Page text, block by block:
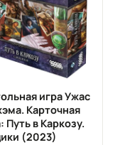
игра Ужас
Карточная
Путь в Каркозу.
(2023)